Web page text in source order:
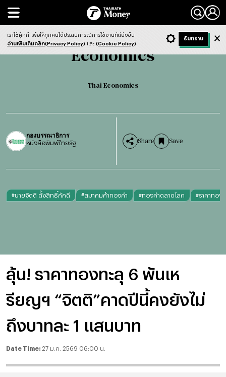
Search
Economics Thai Economics
Economics
Thai Economics
กองบรรณาธิการ
หนังสือพิมพ์ไทยรัฐ Share Save
#นายจิตติ ตั้งสิทธิ์ภักดี #สมาคมค้าทองคำ #ทองคำตลาดโลก #ราคาทอง
ลุ้น! ราคาทองทะลุ 6 พันเห
รียญฯ “จิตติ”คาดปีนี้คงยังไม่
ถึงบาทละ 1 แสนบาท
Date Time: 27 ม.ค. 2569 06:00 น.
- ก + ก Dark ฟังข่าว
เราใช้คุ้กกี้ เพื่อให้ทุกคนได้ประสบการณ์การใช้งานที่ดียิ่งขึ้น
อ่านเพิ่มเติมคลิก(Privacy Policy) และ (Cookie Policy)
รับทราบ